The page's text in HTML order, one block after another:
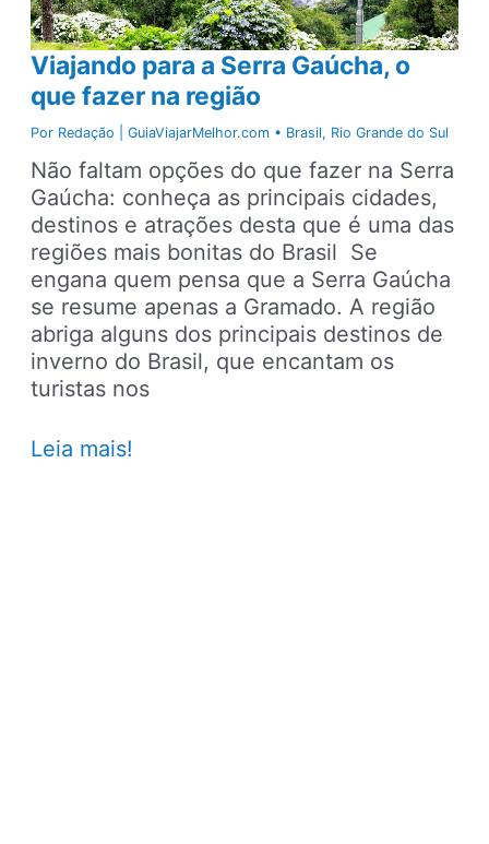
Viajando para a Serra Gaúcha, o
que fazer na região
Por Redação | GuiaViajarMelhor.com • Brasil, Rio Grande do Sul
Não faltam opções do que fazer na Serra
Gaúcha: conheça as principais cidades,
destinos e atrações desta que é uma das
regiões mais bonitas do Brasil Se
engana quem pensa que a Serra Gaúcha
se resume apenas a Gramado. A região
abriga alguns dos principais destinos de
inverno do Brasil, que encantam os
turistas nos
Viajando
Leia mais!